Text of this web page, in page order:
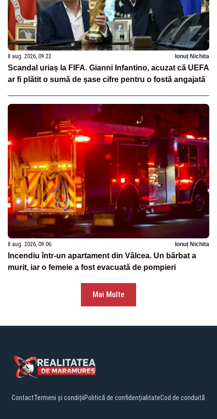
8 aug. 2026, 09:22 Ionuț Nichita
Scandal uriaș la FIFA. Gianni Infantino, acuzat că UEFA
ar fi plătit o sumă de șase cifre pentru o fostă angajată
8 aug. 2026, 09:06 Ionuț Nichita
Incendiu într-un apartament din Vâlcea. Un bărbat a
murit, iar o femeie a fost evacuată de pompieri
Mai Multe
ContactTermeni și condițiiPolitică de confidențialitateCod de conduită